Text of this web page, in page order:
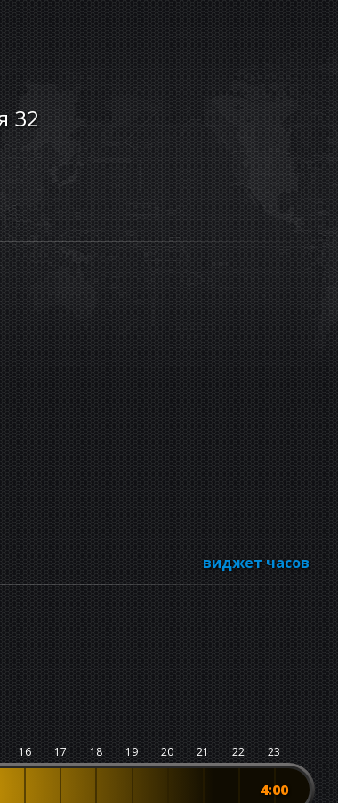
32
виджет часов
16 17 18 19 20 21 22 23
4:00